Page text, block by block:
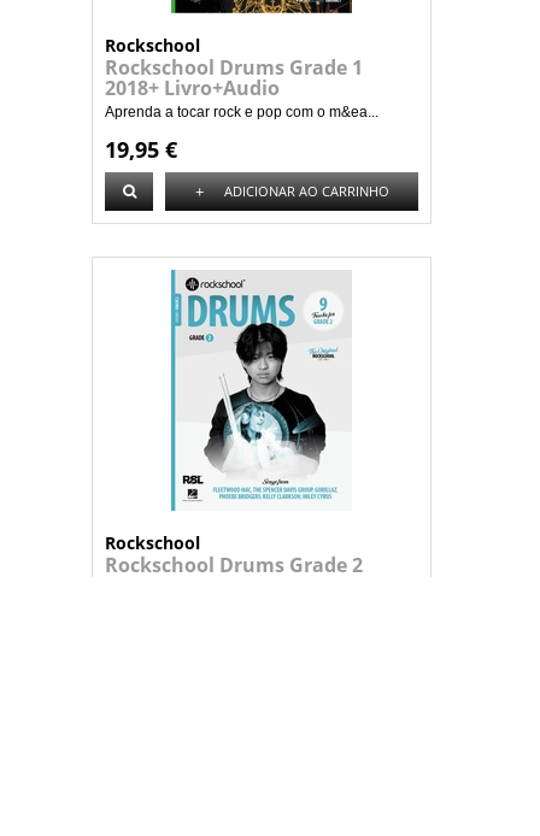
Rockschool
Rockschool Drums Grade 1
2018+ Livro+Audio
Aprenda a tocar rock e pop com o m&ea...
19,95 €
+ ADICIONAR AO CARRINHO
Rockschool
Rockschool Drums Grade 2